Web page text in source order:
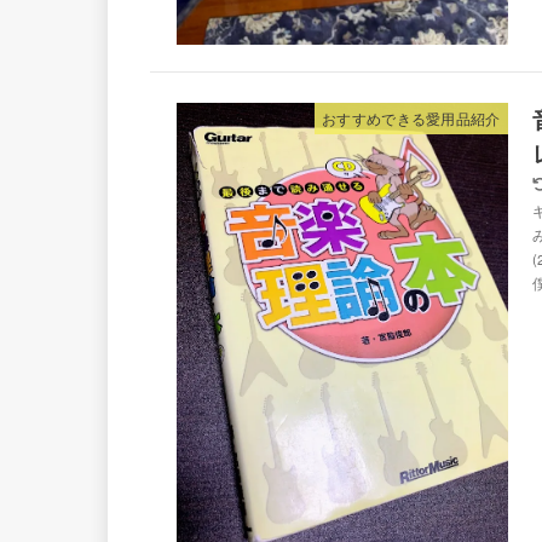
おすすめできる愛用品紹介